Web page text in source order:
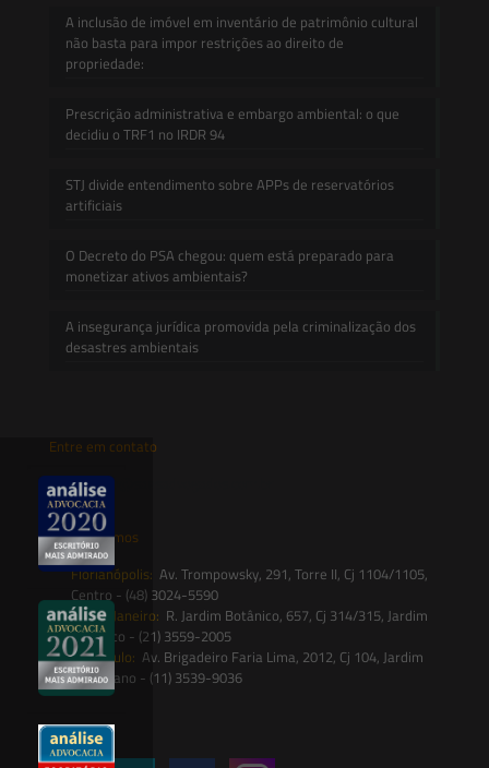
A inclusão de imóvel em inventário de patrimônio cultural
não basta para impor restrições ao direito de
propriedade:
Prescrição administrativa e embargo ambiental: o que
decidiu o TRF1 no IRDR 94
STJ divide entendimento sobre APPs de reservatórios
artificiais
O Decreto do PSA chegou: quem está preparado para
monetizar ativos ambientais?
A insegurança jurídica promovida pela criminalização dos
desastres ambientais
Entre em contato
contato@saesadvogados.com.br
Onde estamos
Florianópolis: Av. Trompowsky, 291, Torre II, Cj 1104/1105,
Centro - (48) 3024-5590
Rio de Janeiro: R. Jardim Botânico, 657, Cj 314/315, Jardim
Botânico - (21) 3559-2005
São Paulo: Av. Brigadeiro Faria Lima, 2012, Cj 104, Jardim
Paulistano - (11) 3539-9036
Siga-nos